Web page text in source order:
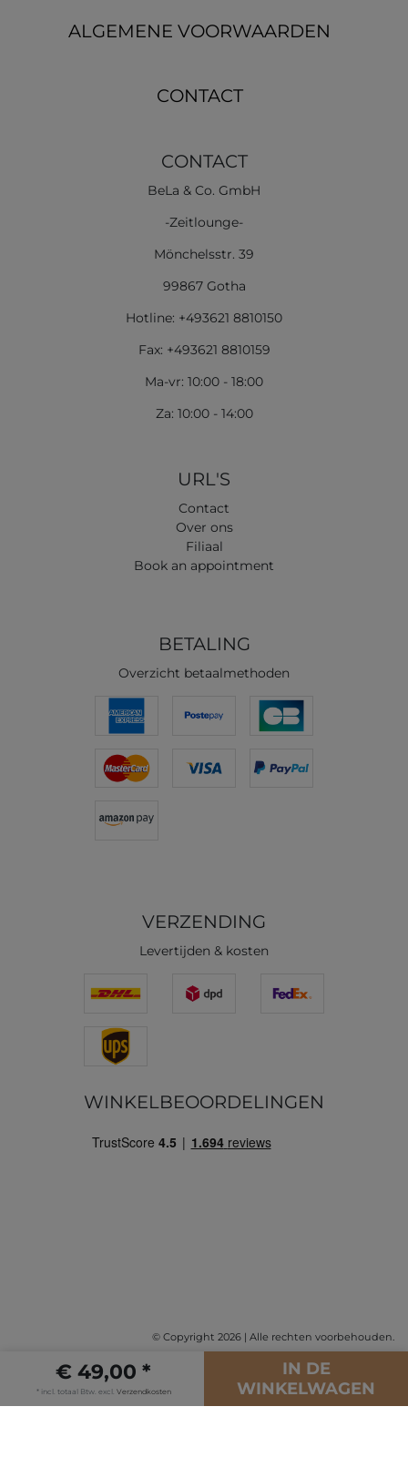
€ 49,00 *
* incl. totaal Btw. excl. Verzendkosten
IN DE
WINKELWAGEN
ALGEMENE VOORWAARDEN
CONTACT
CONTACT
BeLa & Co. GmbH
-Zeitlounge-
Mönchelsstr. 39
99867 Gotha
Hotline: +493621 8810150
Fax: +493621 8810159
Ma-vr: 10:00 - 18:00
Za: 10:00 - 14:00
URL'S
Contact
Over ons
Filiaal
Book an appointment
BETALING
Overzicht betaalmethoden
VERZENDING
Levertijden & kosten
WINKELBEOORDELINGEN
© Copyright 2026 | Alle rechten voorbehouden.